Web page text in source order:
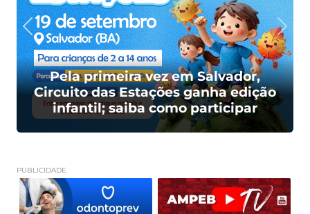
Pela primeira vez em Salvador,
Circuito das Estações ganha edição
infantil; saiba como participar
PUBLICIDADE